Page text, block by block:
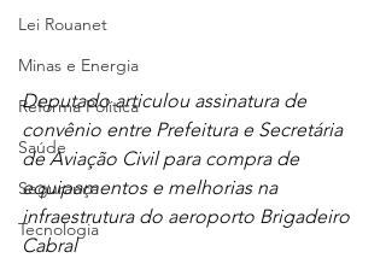
Lei Rouanet
Minas e Energia
Reforma Política
Saúde
Segurança
Tecnologia
Deputado articulou assinatura de
convênio entre Prefeitura e Secretária
de Aviação Civil para compra de
equipamentos e melhorias na
infraestrutura do aeroporto Brigadeiro
Cabral